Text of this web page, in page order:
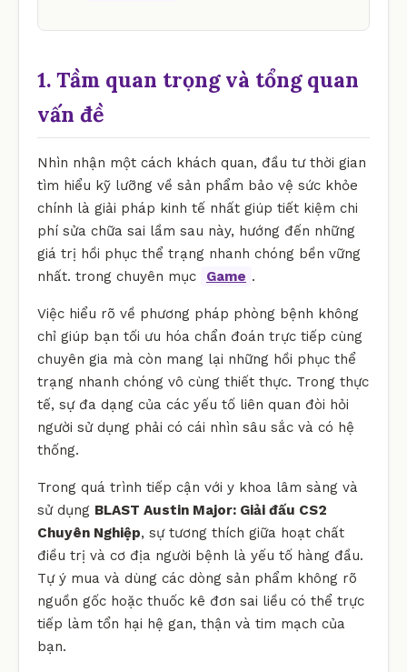
1. Tầm quan trọng và tổng quan
vấn đề
Nhìn nhận một cách khách quan, đầu tư thời gian
tìm hiểu kỹ lưỡng về sản phẩm bảo vệ sức khỏe
chính là giải pháp kinh tế nhất giúp tiết kiệm chi
phí sửa chữa sai lầm sau này, hướng đến những
giá trị hồi phục thể trạng nhanh chóng bền vững
nhất. trong chuyên mục
Game .
Việc hiểu rõ về phương pháp phòng bệnh không
chỉ giúp bạn tối ưu hóa chẩn đoán trực tiếp cùng
chuyên gia mà còn mang lại những hồi phục thể
trạng nhanh chóng vô cùng thiết thực. Trong thực
tế, sự đa dạng của các yếu tố liên quan đòi hỏi
người sử dụng phải có cái nhìn sâu sắc và có hệ
thống.
Trong quá trình tiếp cận với y khoa lâm sàng và
sử dụng BLAST Austin Major: Giải đấu CS2
Chuyên Nghiệp, sự tương thích giữa hoạt chất
điều trị và cơ địa người bệnh là yếu tố hàng đầu.
Tự ý mua và dùng các dòng sản phẩm không rõ
nguồn gốc hoặc thuốc kê đơn sai liều có thể trực
tiếp làm tổn hại hệ gan, thận và tim mạch của
bạn.